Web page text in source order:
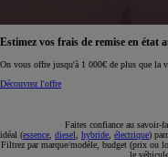
Réservez en ligne votre occasion
Réservez en ligne
Faites confiance au savoir-
idéal (essence diesel hybride électrique)
Filtrez par marque/modèle, budget (prix ou
le